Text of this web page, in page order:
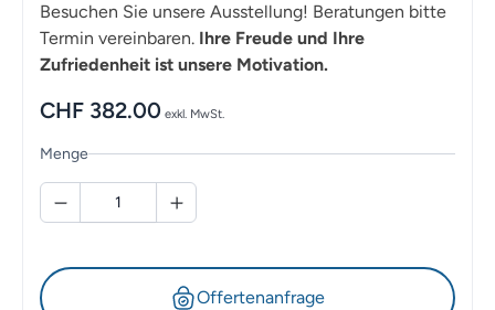
Besuchen Sie unsere Ausstellung! Beratungen bitte
Termin vereinbaren. Ihre Freude und Ihre
Zufriedenheit ist unsere Motivation.
CHF 382.00 exkl. MwSt.
Menge
Offertenanfrage